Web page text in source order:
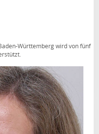
Württemberg wird von fünf